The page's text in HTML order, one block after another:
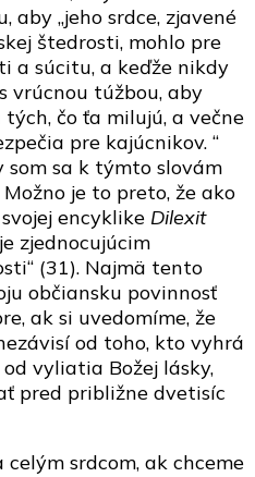
aby „jeho srdce, zjavené
štedrosti, mohlo pre
a súcitu, a keďže nikdy
vrúcnou túžbou, aby
čo ťa milujú, a večne
pre kajúcnikov. “
som sa k týmto slovám
je to preto, že ako
encyklike Dilexit
zjednocujúcim
(31). Najmä tento
občiansku povinnosť
ak si uvedomíme, že
od toho, kto vyhrá
vyliatia Božej lásky,
pred približne dvetisíc
srdcom, ak chceme